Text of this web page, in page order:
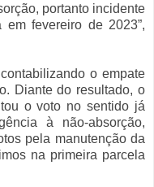
portanto incidente
fevereiro de 2023”,
o empate
Diante do resultado, o
o voto no sentido já
à não-absorção,
pela manutenção da
na primeira parcela